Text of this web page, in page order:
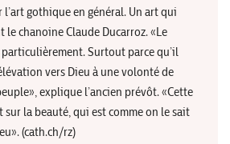
l’art gothique en général. Un art qui
le chanoine Claude Ducarroz. «Le
Surtout parce qu’il
vers Dieu à une volonté de
explique l’ancien prévôt. «Cette
sur la beauté, qui est comme on le sait
(cath.ch/rz)